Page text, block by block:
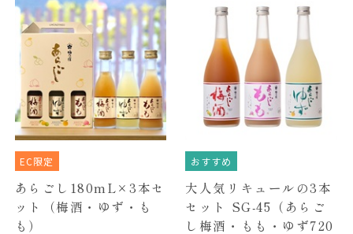
EC限定
あらごし180mL×3本セ
ット（梅酒・ゆず・も
も）
おすすめ
大人気リキュールの3本
セット SG-45（あらご
し梅酒・もも・ゆず720